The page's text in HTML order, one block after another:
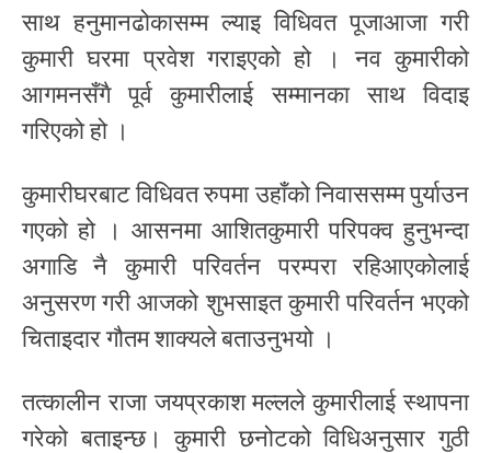
साथ हनुमानढोकासम्म ल्याइ विधिवत पूजाआजा गरी
कुमारी घरमा प्रवेश गराइएको हो । नव कुमारीको
आगमनसँगै पूर्व कुमारीलाई सम्मानका साथ विदाइ
गरिएको हो ।
कुमारीघरबाट विधिवत रुपमा उहाँको निवाससम्म पुर्याउन
गएको हो । आसनमा आशितकुमारी परिपक्व हुनुभन्दा
अगाडि नै कुमारी परिवर्तन परम्परा रहिआएकोलाई
अनुसरण गरी आजको शुभसाइत कुमारी परिवर्तन भएको
चिताइदार गौतम शाक्यले बताउनुभयो ।
तत्कालीन राजा जयप्रकाश मल्लले कुमारीलाई स्थापना
गरेको बताइन्छ। कुमारी छनोटको विधिअनुसार गुठी